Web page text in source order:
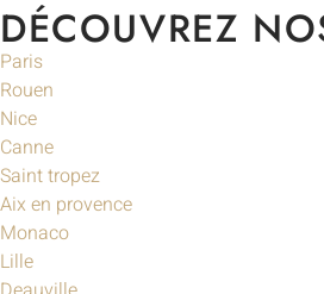
DÉCOUVREZ
Paris
Rouen
Nice
Canne
Saint tropez
Aix en provence
Monaco
Lille